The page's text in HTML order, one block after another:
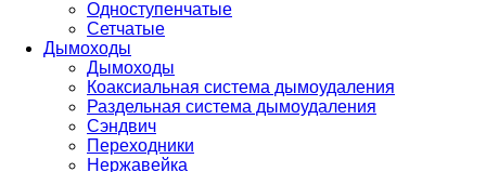
Одноступенчатые
Сетчатые
Дымоходы
Дымоходы
Коаксиальная система дымоудаления
Раздельная система дымоудаления
Сэндвич
Переходники
Нержавейка